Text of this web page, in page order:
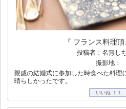
『 フランス料理頂
投稿者：名無し
撮影地：
親戚の結婚式に参加した時食べた料理
晴らしかったです。
いいね ！ 1